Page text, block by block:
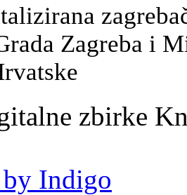
Zagreba i
zbirke
Indigo